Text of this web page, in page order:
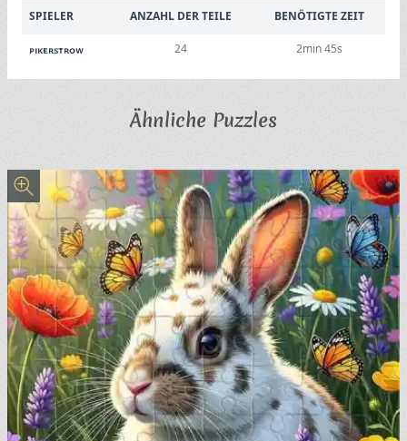
SPIELER ANZAHL DER TEILE BENÖTIGTE ZEIT
pikerstrow 24 2min 45s
Ähnliche Puzzles